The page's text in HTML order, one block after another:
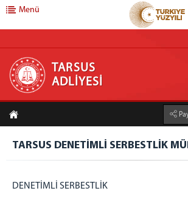
TARSUS ADLİYESİ
ANASAYFA
ADLİYEMİZ
Tarsus Adliyesi
Denetim Serbestlik
İcra Müdürlüğü
Menü
TARSUS
ADLİYESİ
TARSUS DENETİMLİ SERBESTLİK
DENETİMLİ SERBESTLİK